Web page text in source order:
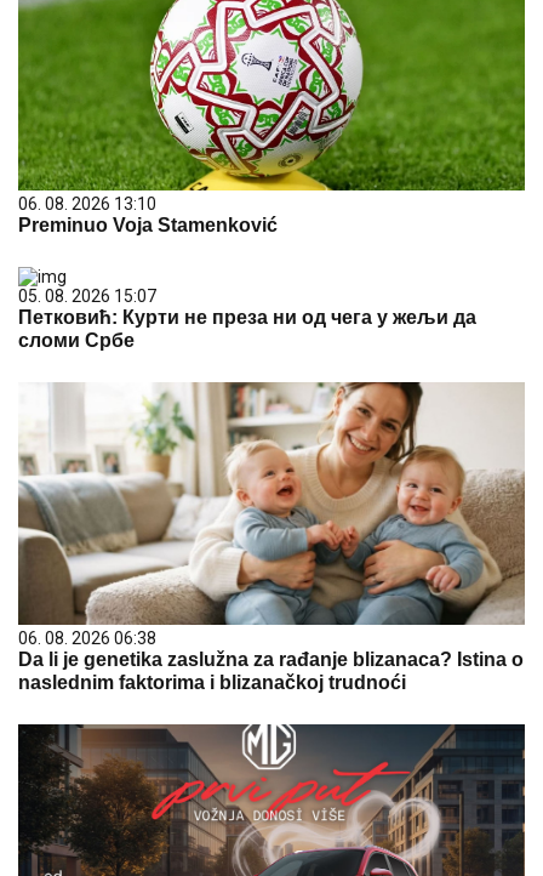
06. 08. 2026 13:10
Preminuo Voja Stamenković
05. 08. 2026 15:07
Петковић: Курти не преза ни од чега у жељи да
сломи Србе
06. 08. 2026 06:38
Da li je genetika zaslužna za rađanje blizanaca? Istina o
naslednim faktorima i blizanačkoj trudnoći